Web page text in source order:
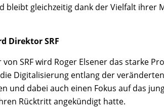
bleibt gleichzeitig dank der Vielfalt ihrer
Direktor SRF
SRF wird Roger Elsener das starke
Digitalisierung entlang der
und dabei auch einen Fokus auf das
Rücktritt angekündigt hatte.